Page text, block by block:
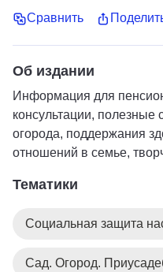
Сравнить
Об издании
Информация для
консультации, полезные
огорода, поддержания
отношений в семье,
Тематики
Сад. Огород.